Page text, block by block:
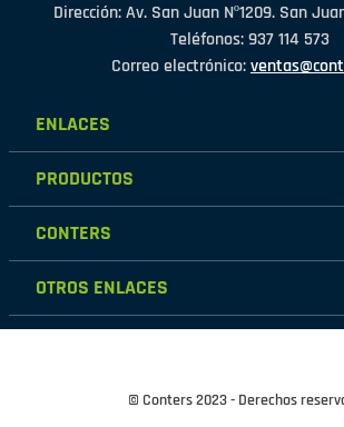
Dirección: Av. San Juan Nº1209. San
Teléfonos: 937 114 573
Correo electrónico:
ENLACES
Mujer
Hombre
PRODUCTOS
Calzados
Zapatillas
CONTERS
Nosotros
Contáctanos
Tiendas
OTROS ENLACES
Políticas de garantía
Cambios y devoluciones
© Conters 2023 - Derechos